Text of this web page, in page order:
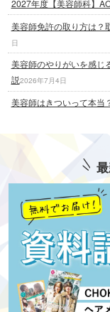
2027年度【美容師科】
美容師免許の取り方は？
日
美容師のやりがいを感じ
説2026年7月4日
美容師はきついって本当